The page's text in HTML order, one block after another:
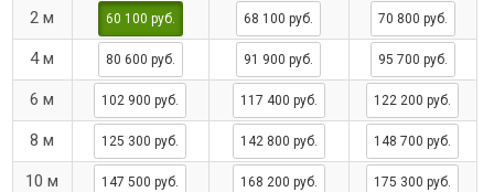
2 м 60 100 руб. 68 100 руб. 70 800 руб.
4 м 80 600 руб. 91 900 руб. 95 700 руб.
6 м 102 900 руб. 117 400 руб. 122 200 руб.
8 м 125 300 руб. 142 800 руб. 148 700 руб.
10 м 147 500 руб. 168 200 руб. 175 300 руб.